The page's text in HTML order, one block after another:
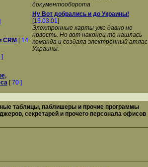
CRM [ 14
]
[70 ]
документооборота
Ну Вот добрались и до Украины!
[15.03.01]
Электронные карты уже давно не
новость. Но вот наконец то нашлась
команда и создала электронный атлас
Украины.
таблицы, паблишеры и прочие программы
секретарей и прочего персонала офисов